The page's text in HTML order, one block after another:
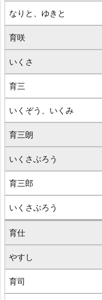
なりと、ゆきと
育咲
いくさ
育三
いくぞう、いくみ
育三朗
いくさぶろう
育三郎
いくさぶろう
育仕
やすし
育司